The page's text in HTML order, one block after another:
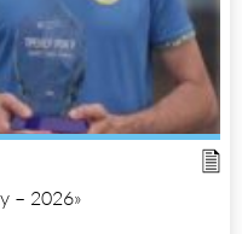
– 2026»